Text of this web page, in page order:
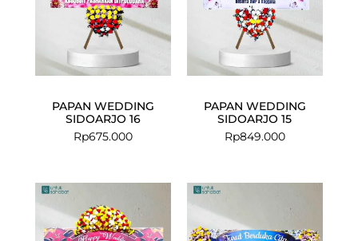
PAPAN WEDDING
SIDOARJO 16
Rp675.000
PAPAN WEDDING
SIDOARJO 15
Rp849.000